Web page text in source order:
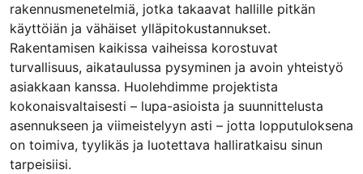
rakennusmenetelmiä, jotka takaavat hallille pitkän
käyttöiän ja vähäiset ylläpitokustannukset.
Rakentamisen kaikissa vaiheissa korostuvat
turvallisuus, aikataulussa pysyminen ja avoin yhteistyö
asiakkaan kanssa. Huolehdimme projektista
kokonaisvaltaisesti – lupa-asioista ja suunnittelusta
asennukseen ja viimeistelyyn asti – jotta lopputuloksena
on toimiva, tyylikäs ja luotettava halliratkaisu sinun
tarpeisiisi.